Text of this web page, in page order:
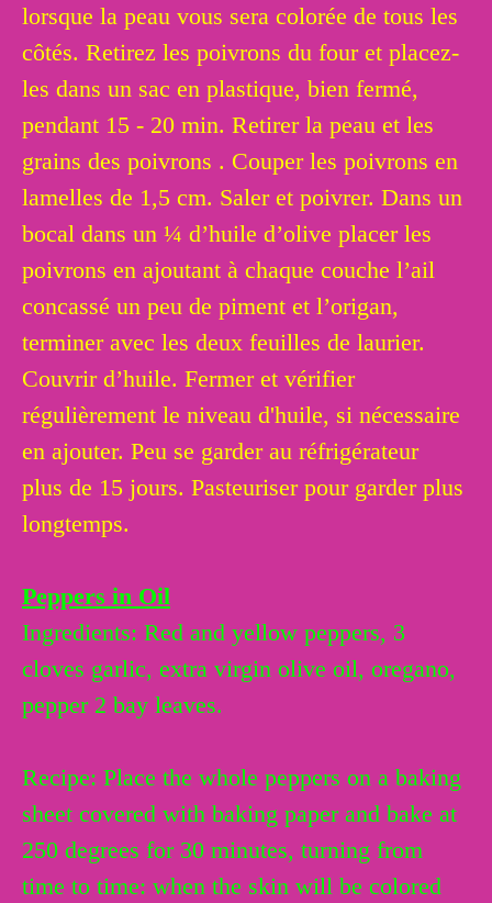
lorsque la peau vous sera colorée de tous les
côtés. Retirez les poivrons du four et placez-
les dans un sac en plastique, bien fermé,
pendant 15 - 20 min. Retirer la peau et les
grains des poivrons . Couper les poivrons en
lamelles de 1,5 cm. Saler et poivrer. Dans un
bocal dans un ¼ d’huile d’olive placer les
poivrons en ajoutant à chaque couche l’ail
concassé un peu de piment et l’origan,
terminer avec les deux feuilles de laurier.
Couvrir d’huile. Fermer et vérifier
régulièrement le niveau d'huile, si nécessaire
en ajouter. Peu se garder au réfrigérateur
plus de 15 jours. Pasteuriser pour garder plus
longtemps.
Peppers in Oil
Ingredients: Red and yellow peppers, 3
cloves garlic, extra virgin olive oil, oregano,
pepper 2 bay leaves.
Recipe: Place the whole peppers on a baking
sheet covered with baking paper and bake at
250 degrees for 30 minutes, turning from
time to time: when the skin will be colored